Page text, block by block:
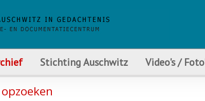
Stichting Auschwitz Video's /